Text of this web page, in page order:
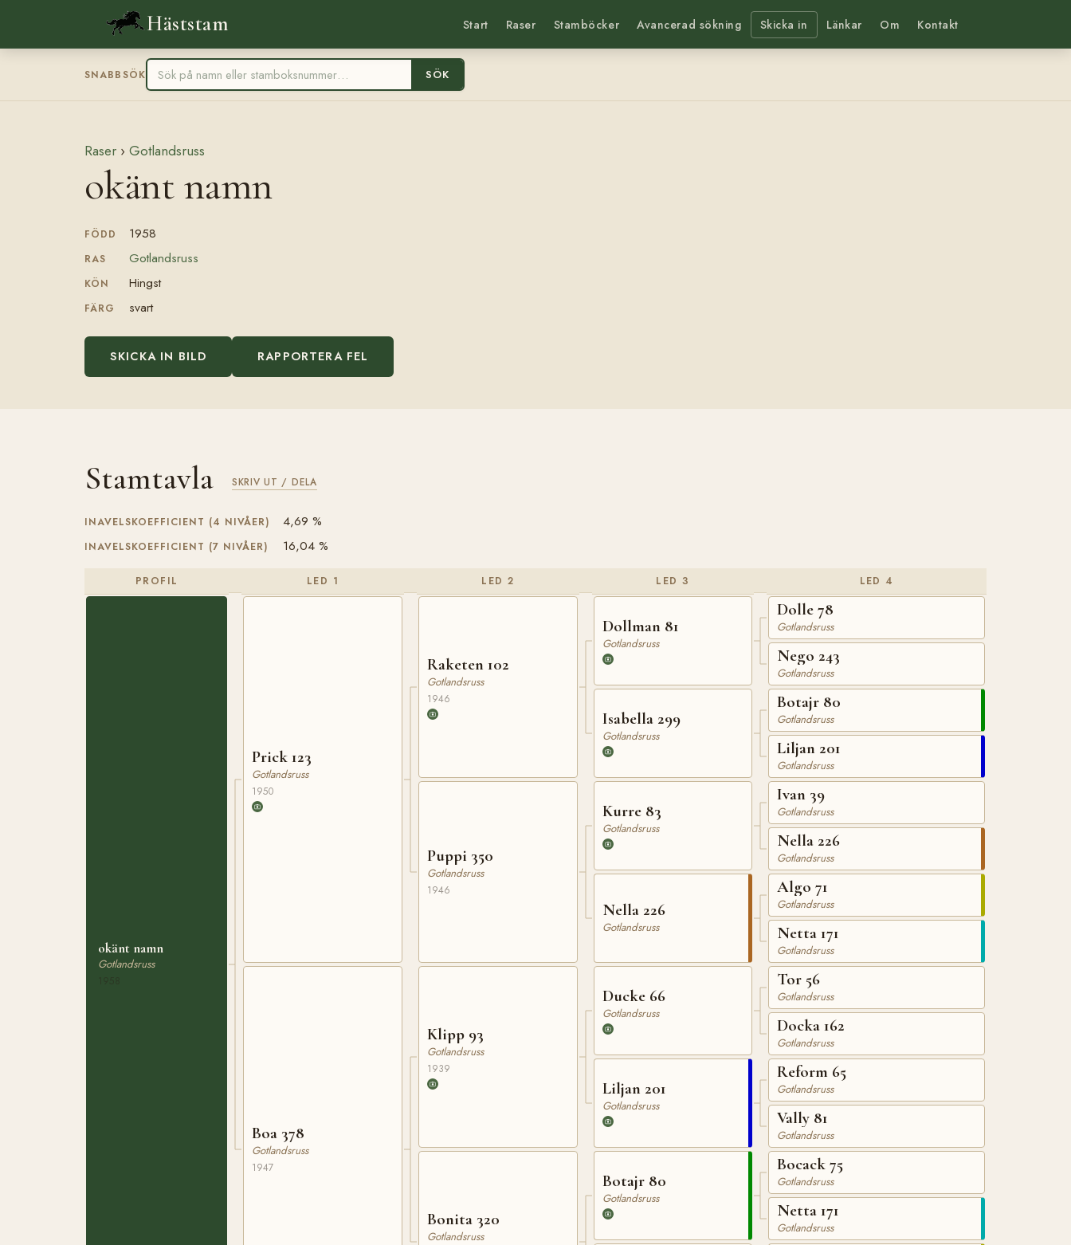
Häststam Start Raser Stamböcker Avancerad sökning Skicka in Länkar Om Kontakt
SNABBSÖK SÖK
Raser › Gotlandsruss
okänt namn
FÖDD 1958
RAS Gotlandsruss
KÖN Hingst
FÄRG svart
SKICKA IN BILD RAPPORTERA FEL
Stamtavla SKRIV UT / DELA
INAVELSKOEFFICIENT (4 NIVÅER) 4,69 %
INAVELSKOEFFICIENT (7 NIVÅER) 16,04 %
PROFIL
okänt namn
Gotlandsruss
LED 1
Prick 123
Gotlandsruss
1950
Boa 378
Gotlandsruss
1947
LED 2
Raketen 102
Gotlandsruss
1946
Puppi 350
Gotlandsruss
1946
Klipp 93
Gotlandsruss
1939
Bonita 320
Gotlandsruss
LED 3
Dollman 81
Gotlandsruss
Isabella 299
Gotlandsruss
Kurre 83
Gotlandsruss
Nella 226
Gotlandsruss
Ducke 66
Gotlandsruss
Liljan 201
Gotlandsruss
Botajr 80
Gotlandsruss
LED 4
Dolle 78
Gotlandsruss
Nego 243
Gotlandsruss
Botajr 80
Gotlandsruss
Liljan 201
Gotlandsruss
Ivan 39
Gotlandsruss
Nella 226
Gotlandsruss
Algo 71
Gotlandsruss
Netta 171
Gotlandsruss
Tor 56
Gotlandsruss
Docka 162
Gotlandsruss
Reform 65
Gotlandsruss
Vally 81
Gotlandsruss
Bocack 75
Gotlandsruss
Netta 171
Gotlandsruss